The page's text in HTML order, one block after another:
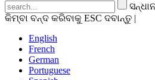
କିମ୍ବା ବନ୍ଦ କରିବାକୁ ESC ଦବାନ୍ତୁ |
English
French
German
Portuguese